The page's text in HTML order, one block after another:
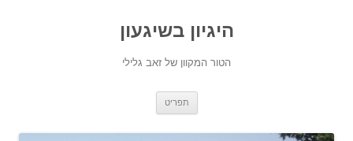
היגיון בשיגעון
הטור המקוון של זאב גלילי
תפריט